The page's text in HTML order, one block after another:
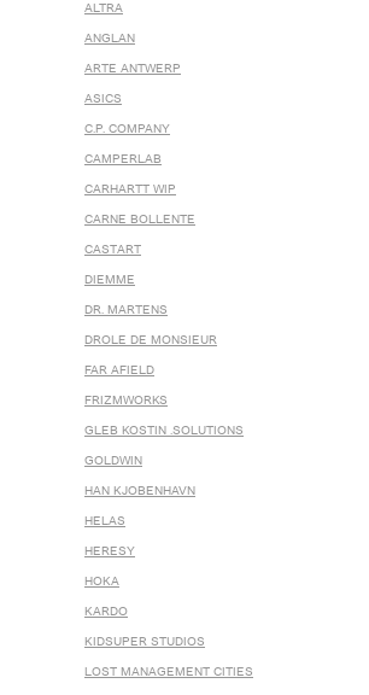
ALTRA
ANGLAN
ARTE ANTWERP
ASICS
C.P. COMPANY
CAMPERLAB
CARHARTT WIP
CARNE BOLLENTE
CASTART
DIEMME
DR. MARTENS
DROLE DE MONSIEUR
FAR AFIELD
FRIZMWORKS
GLEB KOSTIN .SOLUTIONS
GOLDWIN
HAN KJOBENHAVN
HELAS
HERESY
HOKA
KARDO
KIDSUPER STUDIOS
LOST MANAGEMENT CITIES